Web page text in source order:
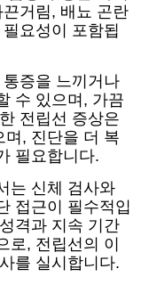
거림, 배뇨 곤란
요성이 포함됩
증을 느끼거나
수 있으며, 가끔
전립선 증상은
며, 진단을 더 복
필요합니다.
는 신체 검사와
접근이 필수적입
격과 지속 기간
로, 전립선의 이
를 실시합니다.